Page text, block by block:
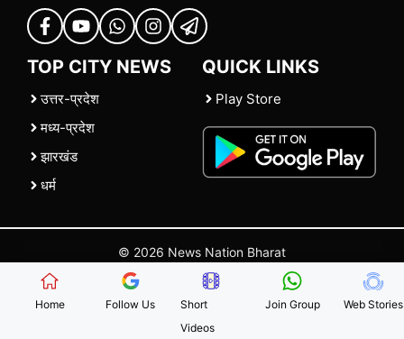
TOP CITY NEWS
उत्तर-प्रदेश
मध्य-प्रदेश
झारखंड
धर्म
QUICK LINKS
Play Store
© 2026 News Nation Bharat
| |Contact Us |Policies Terms and Conditions
Home Follow Us
Short
Videos
Join Group Web Stories